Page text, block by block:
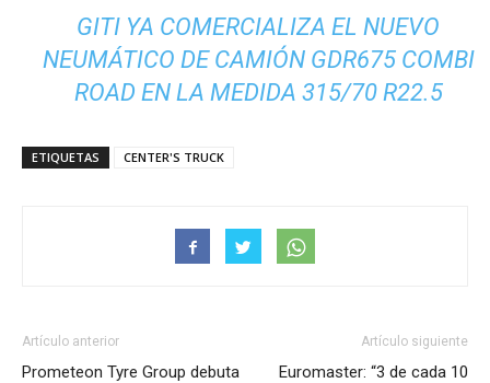
GITI YA COMERCIALIZA EL NUEVO
NEUMÁTICO DE CAMIÓN GDR675 COMBI
ROAD EN LA MEDIDA 315/70 R22.5
ETIQUETAS CENTER'S TRUCK
Artículo anterior
Prometeon Tyre Group debuta
Artículo siguiente
Euromaster: “3 de cada 10